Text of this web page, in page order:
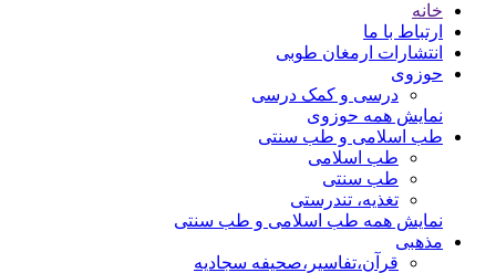
خانه
ارتباط با ما
انتشارات ارمغان طوبی
حوزوی
درسی و کمک درسی
نمایش همه حوزوی
طب اسلامی و طب سنتی
طب اسلامی
طب سنتی
تغذیه، تندرستی
نمایش همه طب اسلامی و طب سنتی
مذهبی
قرآن،تفاسیر،صحیفه سجادیه